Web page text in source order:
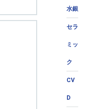
水銀
セラ
ミッ
ク
CV
D